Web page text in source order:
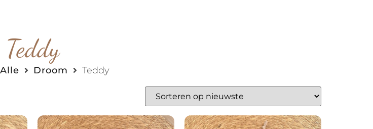
Teddy
Alle Droom Teddy